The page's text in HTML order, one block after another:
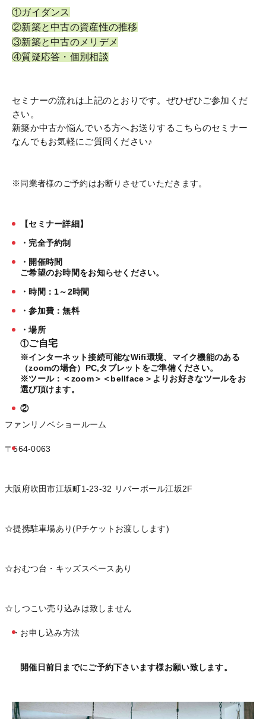
①ガイダンス
②新築と中古の資産性の推移
③新築と中古のメリデメ
④質疑応答・個別相談
セミナーの流れは上記のとおりです。ぜひぜひご参加くだ
さい。
新築か中古か悩んでいる方へお送りするこちらのセミナー
なんでもお気軽にご質問ください♪
※同業者様のご予約はお断りさせていただきます。
【セミナー詳細】
・完全予約制
・開催時間
ご希望のお時間をお知らせください。
・時間：1～2時間
・参加費：無料
・場所
①ご自宅
※インターネット接続可能なWifi環境、マイク機能のある
（zoomの場合）PC,タブレットをご準備ください。
※ツール：＜zoom＞＜bellface＞よりお好きなツールをお
選び頂けます。
②
ファンリノベショールーム
〒564-0063
大阪府吹田市江坂町1-23-32 リバーボール江坂2F
☆提携駐車場あり(Pチケットお渡しします)
☆おむつ台・キッズスペースあり
☆しつこい売り込みは致しません
・お申し込み方法
開催日前日までにご予約下さいます様お願い致します。